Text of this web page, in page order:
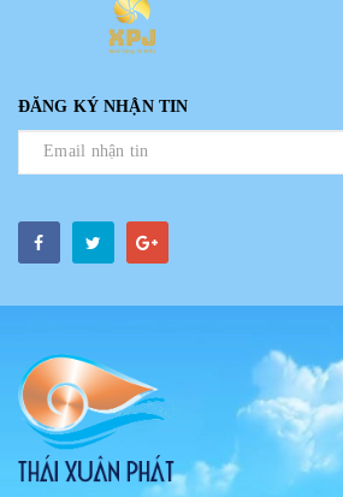
ĐĂNG KÝ NHẬN TIN